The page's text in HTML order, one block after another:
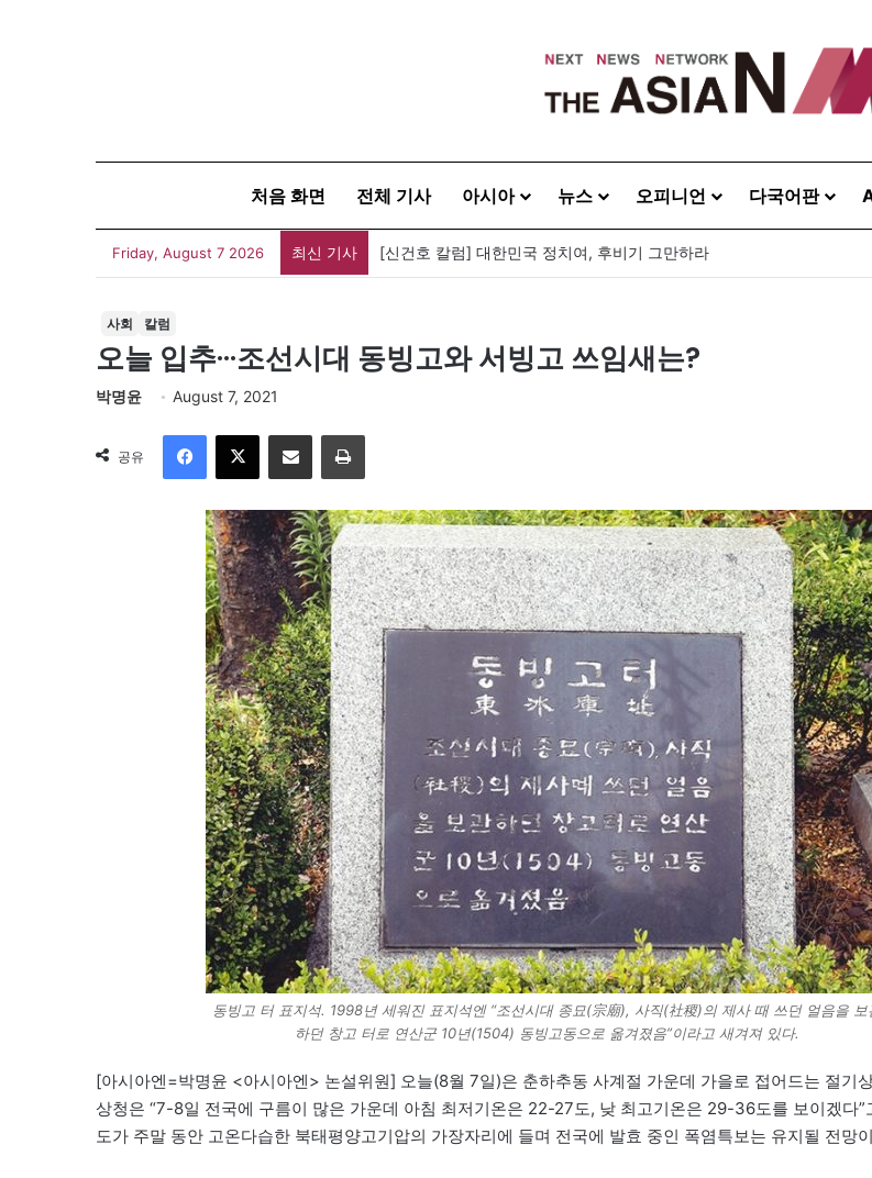
처음 화면 전체 기사 아시아 뉴스 오피니언 다국어판
Friday, August 7 2026 최신 기사 [신건호 칼럼] 대한민국 정치여, 후비기 그만하라
사회 칼럼
오늘 입추···조선시대 동빙고와 서빙고 쓰임새는?
박명윤 August 7, 2021
공유
이메일
동빙고 터 표지석. 1998년 세워진 표지석엔 “조선시대 종묘(宗廟), 사직(社稷)의 제사 때 쓰던 얼음을 보
하던 창고 터로 연산군 10년(1504) 동빙고동으로 옮겨졌음”이라고 새겨져 있다.
[아시아엔=박명윤 <아시아엔> 논설위원] 오늘(8월 7일)은 춘하추동 사계절 가운데 가을로 접어드는 절기
상청은 “7-8일 전국에 구름이 많은 가운데 아침 최저기온은 22-27도, 낮 최고기온은 29-36도를 보이겠다”
도가 주말 동안 고온다습한 북태평양고기압의 가장자리에 들며 전국에 발효 중인 폭염특보는 유지될 전망